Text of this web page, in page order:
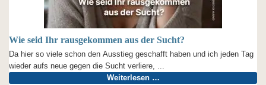
Wie seid Ihr rausgekommen aus der Sucht?
Da hier so viele schon den Ausstieg geschafft haben und ich jeden Tag
wieder aufs neue gegen die Sucht verliere, ...
Weiterlesen …